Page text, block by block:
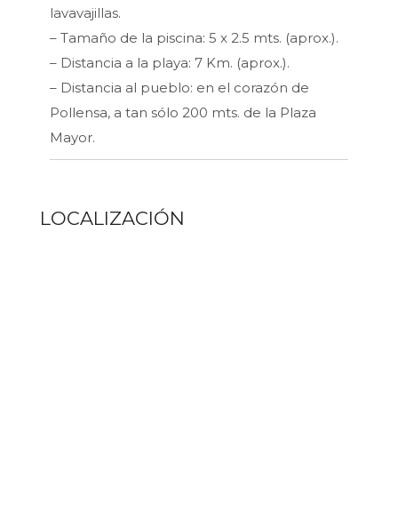
lavavajillas.
– Tamaño de la piscina: 5 x 2.5 mts. (aprox.).
– Distancia a la playa: 7 Km. (aprox.).
– Distancia al pueblo: en el corazón de
Pollensa, a tan sólo 200 mts. de la Plaza
Mayor.
LOCALIZACIÓN